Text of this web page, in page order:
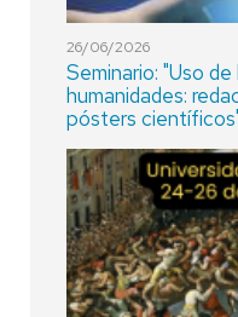
26/06/2026
Seminario: "Uso
humanidades:
pósters